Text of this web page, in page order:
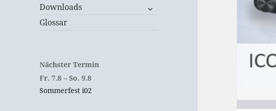
Downloads
untermenü
Glossar
Nächster Termin
Fr. 7.8 –So. 9.8
Sommerfest i02